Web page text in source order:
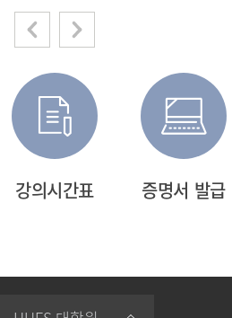
전형 합격자 발표
생 등록금 차액 납부안내
전형 합격자 발표
모집 일정 안내
강의시간표 증명서 발급